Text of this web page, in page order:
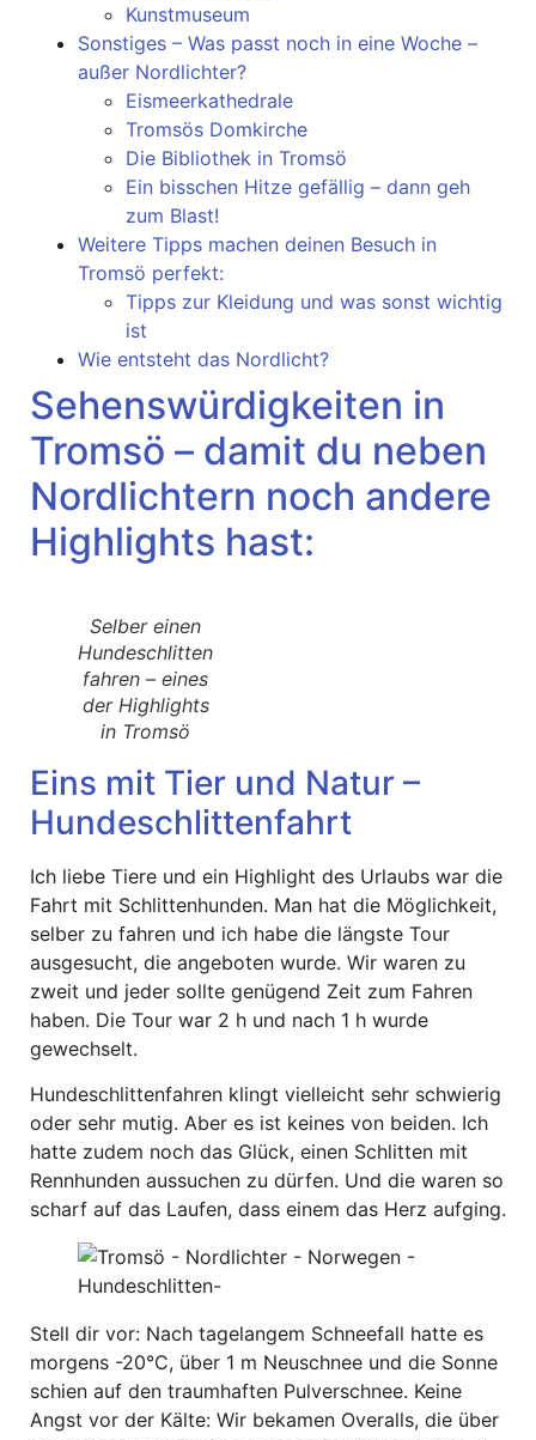
Kunstmuseum
Sonstiges – Was passt noch in eine Woche –
außer Nordlichter?
Eismeerkathedrale
Tromsös Domkirche
Die Bibliothek in Tromsö
Ein bisschen Hitze gefällig – dann geh
zum Blast!
Weitere Tipps machen deinen Besuch in
Tromsö perfekt:
Tipps zur Kleidung und was sonst wichtig
ist
Wie entsteht das Nordlicht?
Sehenswürdigkeiten in
Tromsö – damit du neben
Nordlichtern noch andere
Highlights hast:
Selber einen
Hundeschlitten
fahren – eines
der Highlights
in Tromsö
Eins mit Tier und Natur –
Hundeschlittenfahrt
Ich liebe Tiere und ein Highlight des Urlaubs war die
Fahrt mit Schlittenhunden. Man hat die Möglichkeit,
selber zu fahren und ich habe die längste Tour
ausgesucht, die angeboten wurde. Wir waren zu
zweit und jeder sollte genügend Zeit zum Fahren
haben. Die Tour war 2 h und nach 1 h wurde
gewechselt.
Hundeschlittenfahren klingt vielleicht sehr schwierig
oder sehr mutig. Aber es ist keines von beiden. Ich
hatte zudem noch das Glück, einen Schlitten mit
Rennhunden aussuchen zu dürfen. Und die waren so
scharf auf das Laufen, dass einem das Herz aufging.
Stell dir vor: Nach tagelangem Schneefall hatte es
morgens -20°C, über 1 m Neuschnee und die Sonne
schien auf den traumhaften Pulverschnee. Keine
Angst vor der Kälte: Wir bekamen Overalls, die über